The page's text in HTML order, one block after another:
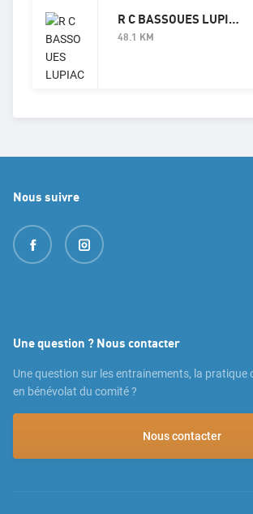
R C BASSOUES LUPIAC MONTESQ
48.1 KM
Nous suivre
Une question ? Nous contacter
Une question sur les entrainements, la pratique
en bénévolat du comité ?
Nous contacter